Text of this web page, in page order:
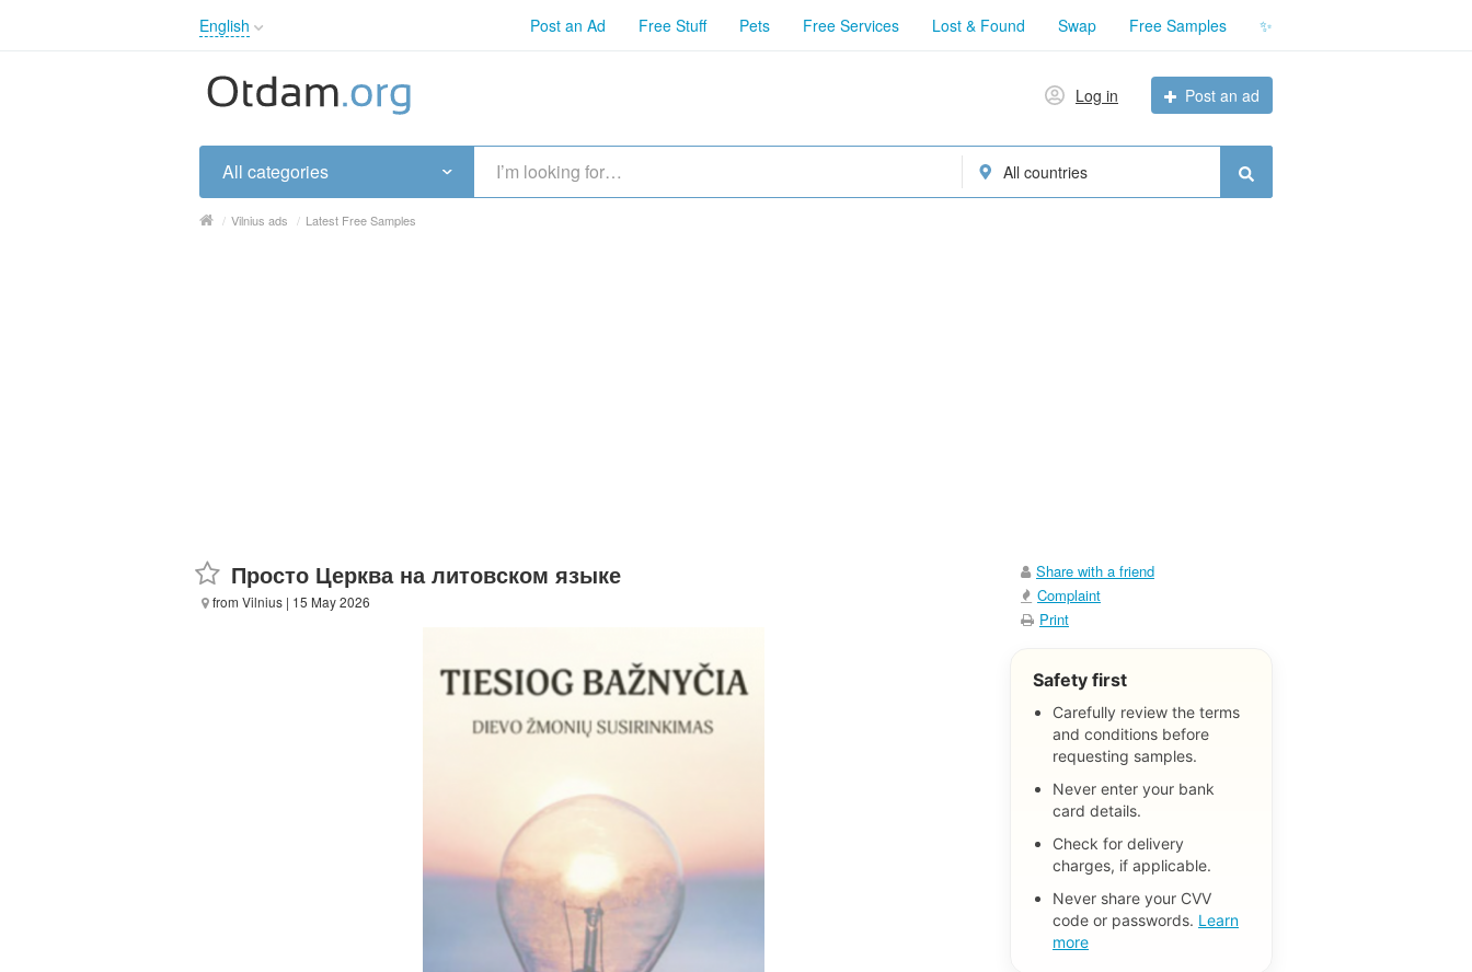
English
English
Русский
Українська
Post an Ad Free Stuff Pets Free Services Lost & Found Swap Free Samples ✨
Log in Post an ad
All categories All countries
/ Vilnius ads / Latest Free Samples
Просто Церква на литовском языке
from Vilnius | 15 May 2026
Share with a friend
Complaint
Print
Safety first
Carefully review the terms
and conditions before
requesting samples.
Never enter your bank
card details.
Check for delivery
charges, if applicable.
Never share your CVV
code or passwords. Learn
more